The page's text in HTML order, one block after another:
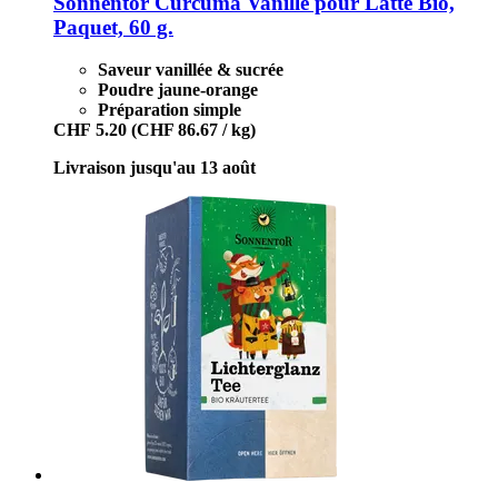
Paquet, 60 g.
Saveur vanillée & sucrée
Poudre jaune-orange
Préparation simple
CHF 5.20 (CHF 86.67 / kg)
Livraison jusqu'au 13 août